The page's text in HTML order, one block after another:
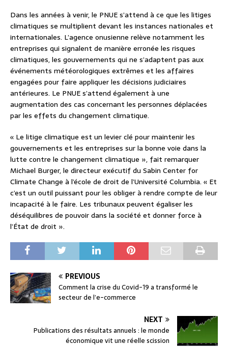
Dans les années à venir, le PNUE s’attend à ce que les litiges
climatiques se multiplient devant les instances nationales et
internationales. L’agence onusienne relève notamment les
entreprises qui signalent de manière erronée les risques
climatiques, les gouvernements qui ne s’adaptent pas aux
événements météorologiques extrêmes et les affaires
engagées pour faire appliquer les décisions judiciaires
antérieures. Le PNUE s’attend également à une
augmentation des cas concernant les personnes déplacées
par les effets du changement climatique.
« Le litige climatique est un levier clé pour maintenir les
gouvernements et les entreprises sur la bonne voie dans la
lutte contre le changement climatique », fait remarquer
Michael Burger, le directeur exécutif du Sabin Center for
Climate Change à l’école de droit de l’Université Columbia. « Et
c’est un outil puissant pour les obliger à rendre compte de leur
incapacité à le faire. Les tribunaux peuvent égaliser les
déséquilibres de pouvoir dans la société et donner force à
l’État de droit ».
PREVIOUS
Comment la crise du Covid-19 a transformé le
secteur de l’e-commerce
NEXT
Publications des résultats annuels : le monde
économique vit une réelle scission